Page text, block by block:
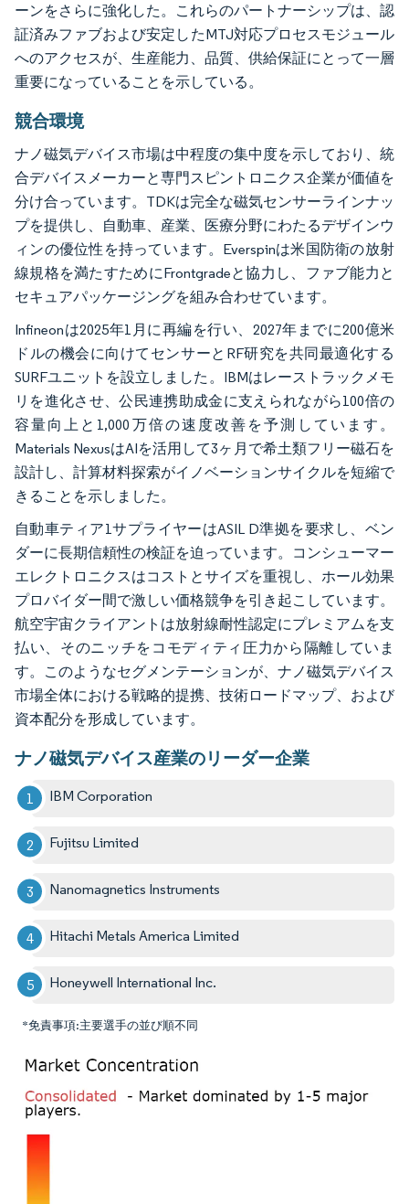
ーンをさらに強化した。これらのパートナーシップは、認
証済みファブおよび安定したMTJ対応プロセスモジュール
へのアクセスが、生産能力、品質、供給保証にとって一層
重要になっていることを示している。
競合環境
ナノ磁気デバイス市場は中程度の集中度を示しており、統
合デバイスメーカーと専門スピントロニクス企業が価値を
分け合っています。TDKは完全な磁気センサーラインナッ
プを提供し、自動車、産業、医療分野にわたるデザインウ
ィンの優位性を持っています。Everspinは米国防衛の放射
線規格を満たすためにFrontgradeと協力し、ファブ能力と
セキュアパッケージングを組み合わせています。
Infineonは2025年1月に再編を行い、2027年までに200億米
ドルの機会に向けてセンサーとRF研究を共同最適化する
SURFユニットを設立しました。IBMはレーストラックメモ
リを進化させ、公民連携助成金に支えられながら100倍の
容量向上と1,000万倍の速度改善を予測しています。
Materials NexusはAIを活用して3ヶ月で希土類フリー磁石を
設計し、計算材料探索がイノベーションサイクルを短縮で
きることを示しました。
自動車ティア1サプライヤーはASIL D準拠を要求し、ベン
ダーに長期信頼性の検証を迫っています。コンシューマー
エレクトロニクスはコストとサイズを重視し、ホール効果
プロバイダー間で激しい価格競争を引き起こしています。
航空宇宙クライアントは放射線耐性認定にプレミアムを支
払い、そのニッチをコモディティ圧力から隔離していま
す。このようなセグメンテーションが、ナノ磁気デバイス
市場全体における戦略的提携、技術ロードマップ、および
資本配分を形成しています。
ナノ磁気デバイス産業のリーダー企業
IBM Corporation
Fujitsu Limited
Nanomagnetics Instruments
Hitachi Metals America Limited
Honeywell International Inc.
*免責事項:主要選手の並び順不同